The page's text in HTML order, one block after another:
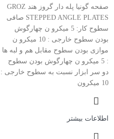
صفحه گونیا پله دار گروز هند GROZ
STEPPED ANGLE PLATES صافى
سطوح کار: 5 میکرو ن چهارگوش
بودن سطوح خارجى : 10 میکرو ن
موازى بودن سطوح مقابل هم و لبه ها
: 5 میکرو ن چهارگوش بودن سطوح
دو سر ابزار نسبت به سطوح خارجى :
10 میکرون
اطلاعات بیشتر